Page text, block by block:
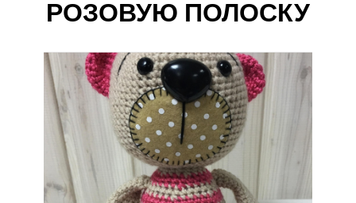
РОЗОВУЮ ПОЛОСКУ